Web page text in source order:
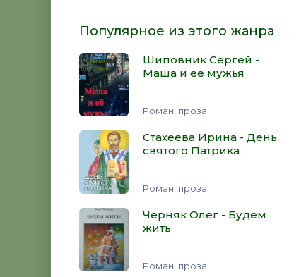
Популярное из этого жанра
Шиповник Сергей -
Маша и её мужья
Роман, проза
Стахеева Ирина - День
святого Патрика
Роман, проза
Черняк Олег - Будем
жить
Роман, проза